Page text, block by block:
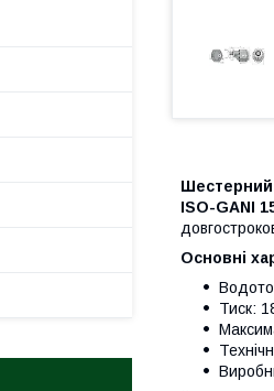
Шестерний
ISO-GANI
Основні
Тиск: